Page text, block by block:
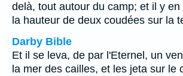
delà, tout autour du camp; et il y
la hauteur de deux coudées sur la
Darby Bible
Et il se leva, de par l'Eternel, un
la mer des cailles, et les jeta sur le